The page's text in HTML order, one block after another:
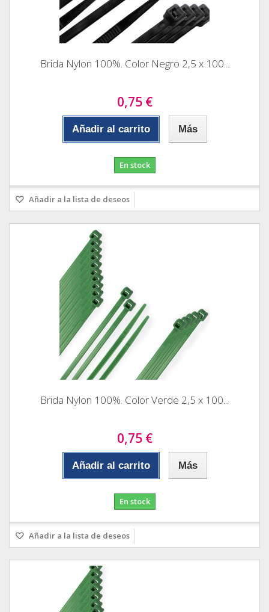
Brida Nylon 100%. Color Negro 2,5 x 100...
0,75 €
Añadir al carrito Más
En stock
Añadir a la lista de deseos
Brida Nylon 100%. Color Verde 2,5 x 100...
0,75 €
Añadir al carrito Más
En stock
Añadir a la lista de deseos